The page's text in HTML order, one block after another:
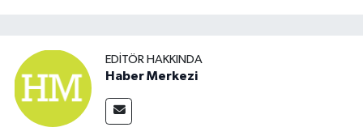
EDITÖR HAKKINDA
Haber Merkezi